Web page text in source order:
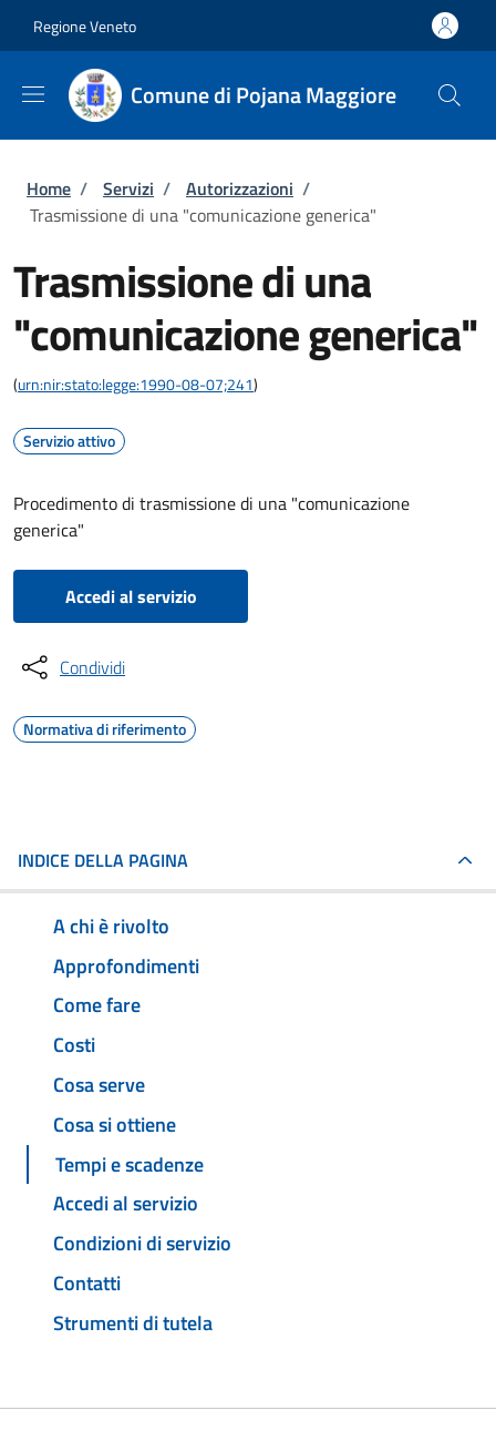
Regione Veneto
Comune di Pojana Maggiore
Briciole di pane
Home / Servizi / Autorizzazioni /
Trasmissione di una "comunicazione generica"
Trasmissione di una
"comunicazione generica"
(urn:nir:stato:legge:1990-08-07;241)
Servizio attivo
Procedimento di trasmissione di una "comunicazione
generica"
Accedi al servizio
Condividi
Normativa di riferimento
INDICE DELLA PAGINA
A chi è rivolto
Approfondimenti
Come fare
Costi
Cosa serve
Cosa si ottiene
Tempi e scadenze
Accedi al servizio
Condizioni di servizio
Contatti
Strumenti di tutela